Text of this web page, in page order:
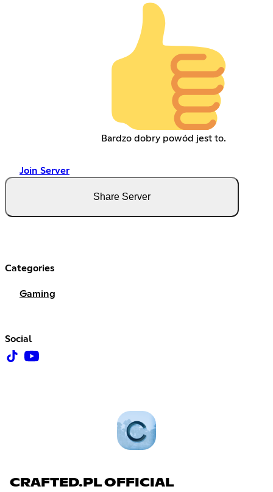
Bardzo dobry powód jest to.
Join Server
Share Server
Categories
Gaming
Social
CRAFTED.PL OFFICIAL